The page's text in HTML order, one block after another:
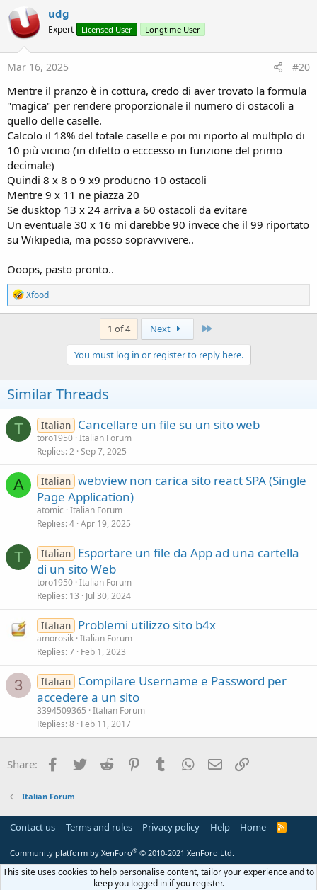
udg
Expert Licensed User Longtime User
Mar 16, 2025 #20
Mentre il pranzo è in cottura, credo di aver trovato la formula
"magica" per rendere proporzionale il numero di ostacoli a
quello delle caselle.
Calcolo il 18% del totale caselle e poi mi riporto al multiplo di
10 più vicino (in difetto o ecccesso in funzione del primo
decimale)
Quindi 8 x 8 o 9 x9 producno 10 ostacoli
Mentre 9 x 11 ne piazza 20
Se dusktop 13 x 24 arriva a 60 ostacoli da evitare
Un eventuale 30 x 16 mi darebbe 90 invece che il 99 riportato
su Wikipedia, ma posso sopravvivere..
Ooops, pasto pronto..
R
e
a
s
:
Xfood
1 of 4 Next
You must log in or register to reply here.
Similar Threads
T Italian Cancellare un file su un sito web
toro1950 Italian Forum
Replies 2 Sep 7, 2025
A Italian webview non carica sito react SPA (Single
Page Application)
atomic Italian Forum
Replies 4 Apr 19, 2025
T Italian Esportare un file da App ad una cartella
di un sito Web
toro1950 Italian Forum
Replies 13 Jul 30, 2024
Italian Problemi utilizzo sito b4x
amorosik Italian Forum
Replies 7 Feb 1, 2023
3 Italian Compilare Username e Password per
accedere a un sito
3394509365 Italian Forum
Replies 8 Feb 11, 2017
Share: Facebook
Twitter Reddit PinterestTumblr WhatsApp
Email
Italian Forum
Contact us Terms and rules Privacy policy Help Home
R
Community platform by XenForo® © 2010-2021 XenForo Ltd.
This site uses cookies to help personalise content, tailor your experience and to
keep you logged in if you register.